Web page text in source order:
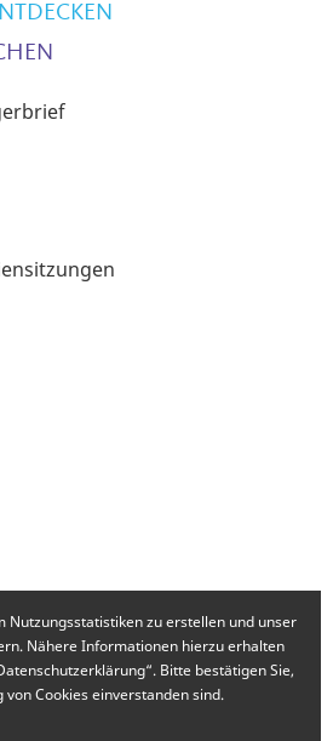
Nutzungsstatistiken zu erstellen und unser
Nähere Informationen hierzu erhalten
Bitte bestätigen Sie,
Cookies einverstanden sind.